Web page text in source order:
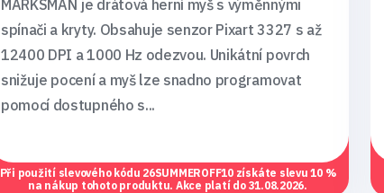
MARKSMAN je drátová herní myš s výměnnými
spínači a kryty. Obsahuje senzor Pixart 3327 s až
12400 DPI a 1000 Hz odezvou. Unikátní povrch
snižuje pocení a myš lze snadno programovat
pomocí dostupného s...
Při použití slevového kódu 26SUMMEROFF10 získáte slevu 10 %
na nákup tohoto produktu. Akce platí do 31.08.2026.